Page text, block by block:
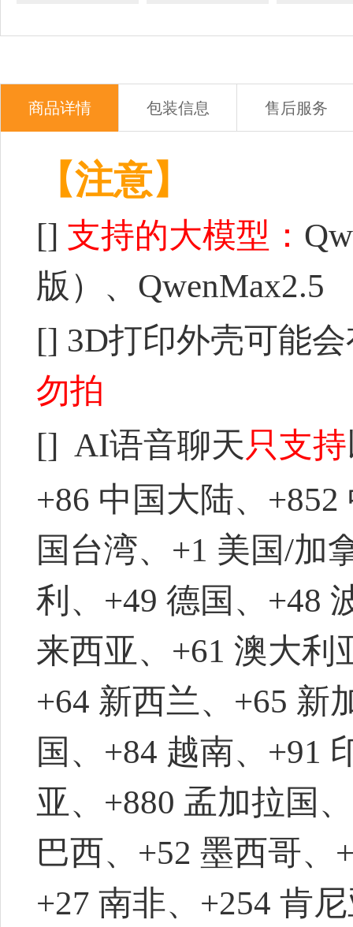
商品详情 包装信息 售后服务
【注意】
[] 支持的大模型：
版）、QwenMax2.5
[] 3D打印外壳可能
勿拍
[] AI语音聊天只支持
+86 中国大陆、
国台湾、+1 美国/加
利、+49 德国、+48
来西亚、+61 澳大利
+64 新西兰、+65 新
国、+84 越南、+91
亚、+880 孟加拉国
巴西、+52 墨西哥、
+27 南非、+254 肯